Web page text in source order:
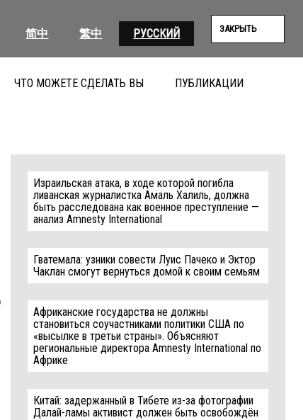
简中 繁中 РУССКИЙ ЗАКРЫТЬ
ЧТО МОЖЕТЕ СДЕЛАТЬ ВЫ ПУБЛИКАЦИИ
Израильская атака, в ходе которой погибла
ливанская журналистка Амаль Халиль, должна
быть расследована как военное преступление —
анализ Amnesty International
Гватемала: узники совести Луис Пачеко и Эктор
Чаклан смогут вернуться домой к своим семьям
Африканские государства не должны
становиться соучастниками политики США по
«высылке в третьи страны». Объясняют
региональные директора Amnesty International по
Африке
Китай: задержанный в Тибете из-за фотографии
Далай-ламы активист должен быть освобождён